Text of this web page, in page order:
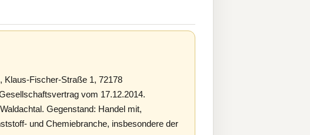
Klaus-Fischer-Straße 1, 72178
vom 17.12.2014.
Gegenstand: Handel mit,
und Chemiebranche, insbesondere der